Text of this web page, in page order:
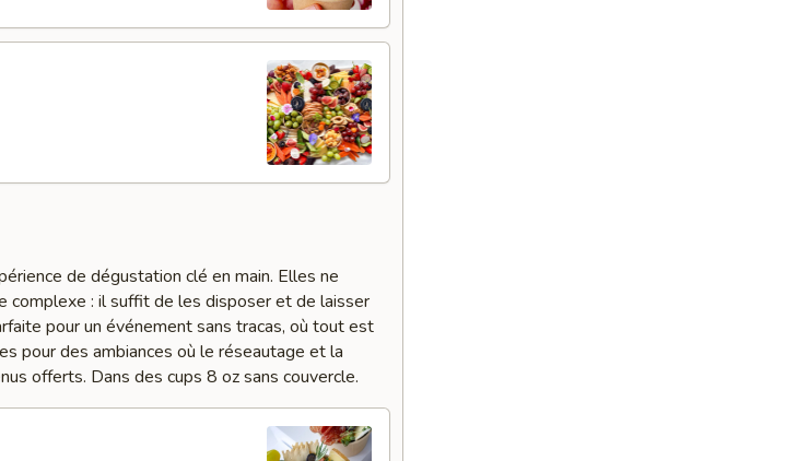
de dégustation clé en main. Elles ne
complexe : il suffit de les disposer et de laisser
pour un événement sans tracas, où tout est
pour des ambiances où le réseautage et la
offerts. Dans des cups 8 oz sans couvercle.